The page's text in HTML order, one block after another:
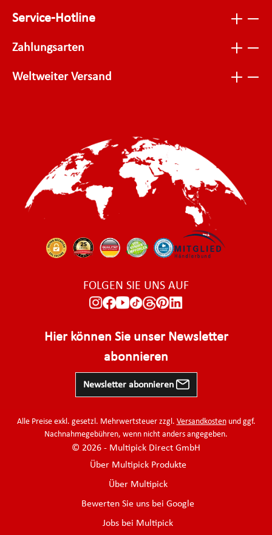
Service-Hotline
Zahlungsarten
Weltweiter Versand
FOLGEN SIE UNS AUF
Hier können Sie unser Newsletter
abonnieren
Newsletter abonnieren
Alle Preise exkl. gesetzl. Mehrwertsteuer zzgl. Versandkostenund ggf.
Nachnahmegebühren, wenn nicht anders angegeben.
© 2026 - Multipick Direct GmbH
Über Multipick Produkte
Über Multipick
Bewerten Sie uns bei Google
Jobs bei Multipick